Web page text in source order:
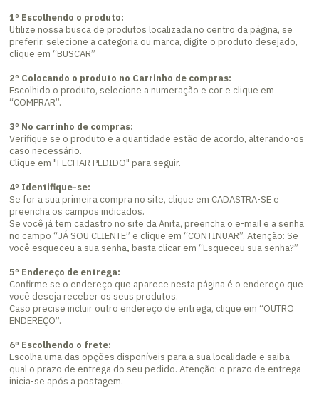
1º Escolhendo o produto:
Utilize nossa busca de produtos localizada no centro da página, se
preferir, selecione a categoria ou marca, digite o produto desejado,
clique em “BUSCAR”
2º Colocando o produto no Carrinho de compras:
Escolhido o produto, selecione a numeração e cor e clique em
“COMPRAR”.
3º No carrinho de compras:
Verifique se o produto e a quantidade estão de acordo, alterando-os
caso necessário.
Clique em "FECHAR PEDIDO" para seguir.
4º Identifique-se:
Se for a sua primeira compra no site, clique em CADASTRA-SE e
preencha os campos indicados.
Se você já tem cadastro no site da Anita, preencha o e-mail e a senha
no campo “JÁ SOU CLIENTE” e clique em “CONTINUAR”. Atenção: Se
você esqueceu a sua senha, basta clicar em “Esqueceu sua senha?”
5º Endereço de entrega:
Confirme se o endereço que aparece nesta página é o endereço que
você deseja receber os seus produtos.
Caso precise incluir outro endereço de entrega, clique em “OUTRO
ENDEREÇO”.
6º Escolhendo o frete:
Escolha uma das opções disponíveis para a sua localidade e saiba
qual o prazo de entrega do seu pedido. Atenção: o prazo de entrega
inicia-se após a postagem.